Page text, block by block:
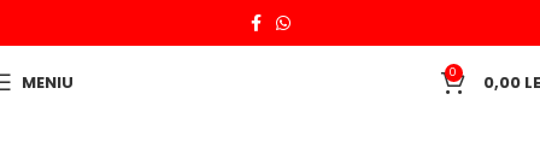
MENIU 0 0,00